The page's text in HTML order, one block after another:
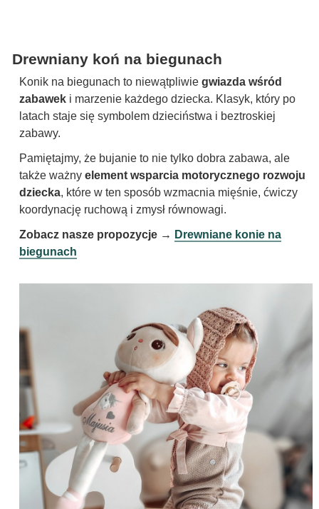
Drewniany koń na biegunach
Konik na biegunach to niewątpliwie gwiazda wśród
zabawek i marzenie każdego dziecka. Klasyk, który po
latach staje się symbolem dzieciństwa i beztroskiej
zabawy.
Pamiętajmy, że bujanie to nie tylko dobra zabawa, ale
także ważny element wsparcia motorycznego rozwoju
dziecka, które w ten sposób wzmacnia mięśnie, ćwiczy
koordynację ruchową i zmysł równowagi.
Zobacz nasze propozycje → Drewniane konie na
biegunach